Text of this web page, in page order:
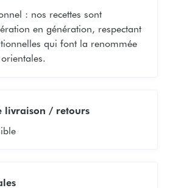
: nos recettes sont
en génération, respectant
qui font la renommée
livraison / retours